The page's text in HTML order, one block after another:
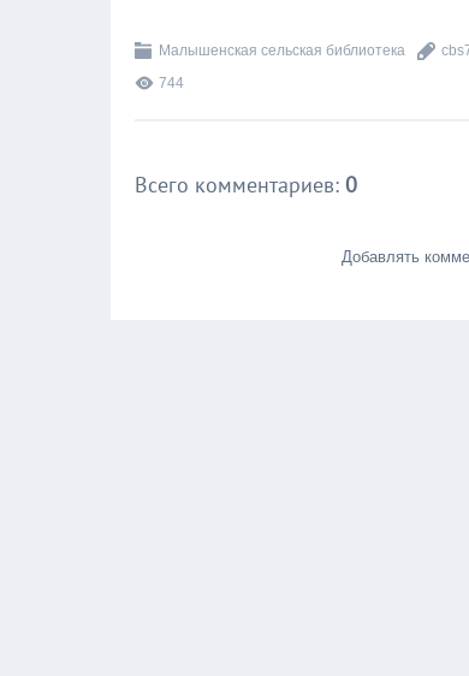
Малышенская сельская библиотека
744
Всего комментариев: 0
Добавлять